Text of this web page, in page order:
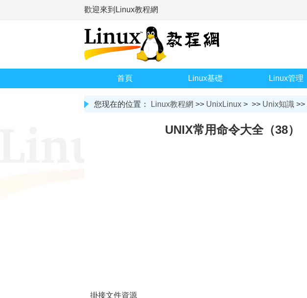
歡迎來到Linux教程網
首頁 Linux基礎 Linux管理
您现在的位置： Linux教程網 >> UnixLinux > >> Unix知識 >>
UNIX常用命令大全（38）
掛接文件資源